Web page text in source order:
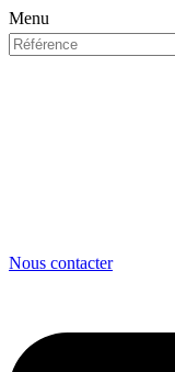
Menu
Nous contacter